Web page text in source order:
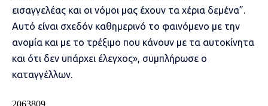
εισαγγελέας και οι νόμοι μας έχουν τα χέρια δεμένα”.
Αυτό είναι σχεδόν καθημερινό το φαινόμενο με την
ανομία και με το τρέξιμο που κάνουν με τα αυτοκίνητα
και ότι δεν υπάρχει έλεγχος», συμπλήρωσε ο
καταγγέλλων.